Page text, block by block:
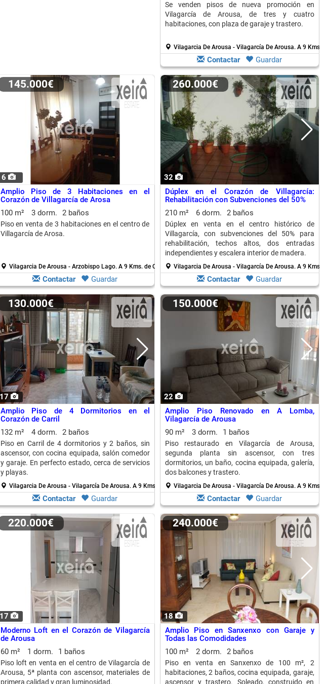
Se venden pisos de nueva promoción en
Vilagarcía de Arousa, de tres y cuatro
habitaciones, con plaza de garaje y trastero.
Vilagarcia De Arousa - Vilagarcía De Arousa. A 9 Kms.
Contactar Guardar
Cambados
6
145.000€
Amplio Piso de 3 Habitaciones en el
Corazón de Villagarcía de Arosa
100 m²
3 dorm. 2 baños
Piso en venta de 3 habitaciones en el centro de
Villagarcía de Arosa.
Vilagarcia De Arousa - Arzobispo Lago. A 9 Kms. de Cambados
Contactar Guardar
32
260.000€
Dúplex en el Corazón de Villagarcía:
Rehabilitación con Subvenciones del 50%
210 m²
6 dorm. 2 baños
Dúplex en venta en el centro histórico de
Villagarcía, con subvenciones del 50% para
rehabilitación, techos altos, dos entradas
independientes y escalera interior de madera.
Vilagarcia De Arousa - Vilagarcía De Arousa. A 9 Kms.
Contactar Guardar
17
130.000€
Amplio Piso de 4 Dormitorios en el
Corazón de Carril
132 m²
4 dorm. 2 baños
Piso en Carril de 4 dormitorios y 2 baños, sin
ascensor, con cocina equipada, salón comedor
y garaje. En perfecto estado, cerca de servicios
y playas.
Vilagarcia De Arousa - Vilagarcía De Arousa. A 9 Kms. de Cambados
Contactar Guardar
22
150.000€
Amplio Piso Renovado en A Lomba,
Vilagarcía de Arousa
90 m²
3 dorm. 1 baños
Piso restaurado en Vilagarcía de Arousa,
segunda planta sin ascensor, con tres
dormitorios, un baño, cocina equipada, galería,
dos balcones y trastero.
Vilagarcia De Arousa - Vilagarcía De Arousa. A 9 Kms.
Contactar Guardar
17
220.000€
Moderno Loft en el Corazón de Vilagarcía
de Arousa
60 m²
1 dorm. 1 baños
Piso loft en venta en el centro de Vilagarcía de
Arousa, 5ª planta con ascensor, materiales de
primera calidad y gran luminosidad.
18
240.000€
Amplio Piso en Sanxenxo con Garaje y
Todas las Comodidades
100 m²
2 dorm. 2 baños
Piso en venta en Sanxenxo de 100 m², 2
habitaciones, 2 baños, cocina equipada, garaje,
ascensor y trastero. Soleado, construido en